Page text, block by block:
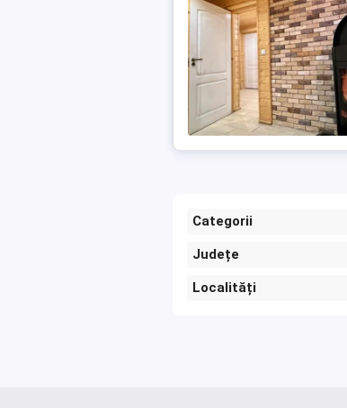
Categorii
Județe
Localități